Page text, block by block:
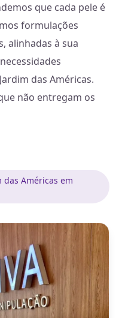
que cada pele é
formulações
alinhadas à sua
das Américas.
não entregam os
Américas em